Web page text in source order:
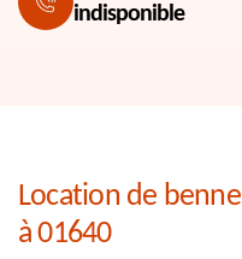
indisponible
Location de
à 01640